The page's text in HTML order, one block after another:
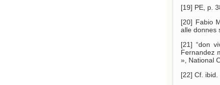
[19] PE, p.
[20] Fabio
alle donnes
[21] “don
Fernandez
», National
[22] Cf. ibid.